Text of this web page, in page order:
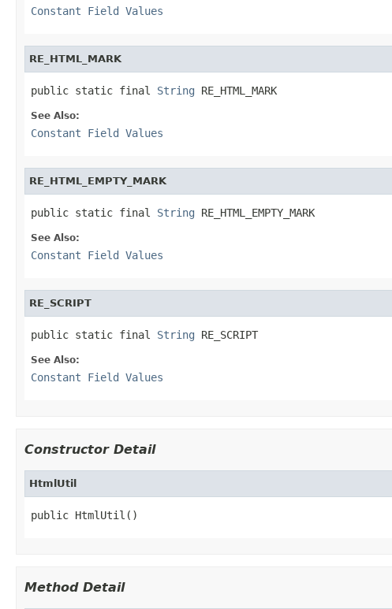
Constant Field Values
RE_HTML_MARK
public static final String RE_HTML_MARK
See Also:
Constant Field Values
RE_HTML_EMPTY_MARK
public static final String RE_HTML_EMPTY_MARK
See Also:
Constant Field Values
RE_SCRIPT
public static final String RE_SCRIPT
See Also:
Constant Field Values
Constructor Detail
HtmlUtil
public HtmlUtil()
Method Detail